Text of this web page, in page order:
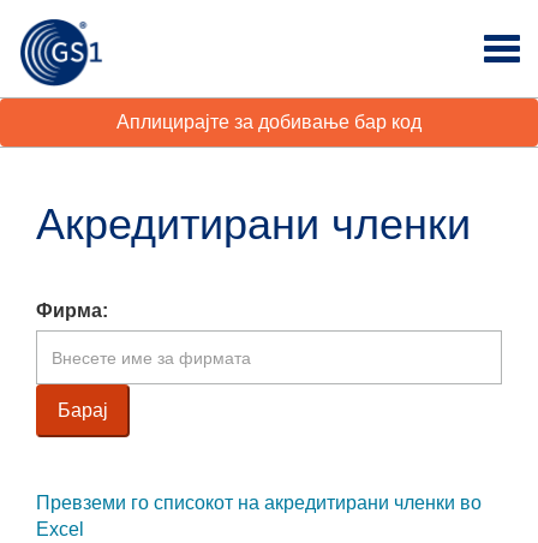
Аплицирајте за добивање бар код
Акредитирани членки
Фирма:
Превземи го списокот на акредитирани членки во
Excel